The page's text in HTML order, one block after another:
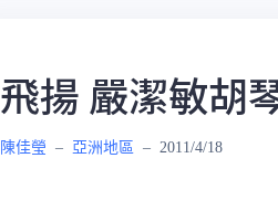
飛揚 嚴潔敏胡
陳佳瑩 – 亞洲地區 – 2011/4/18